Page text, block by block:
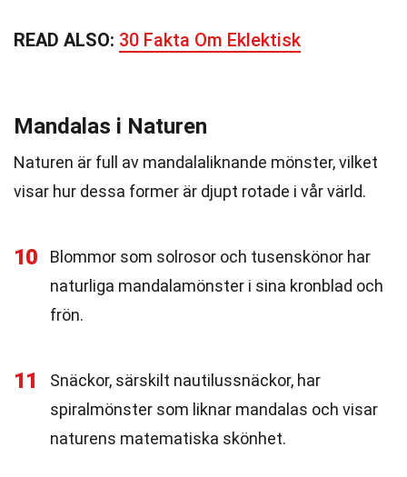
READ ALSO: 30 Fakta Om Eklektisk
Mandalas i Naturen
Naturen är full av mandalaliknande mönster, vilket
visar hur dessa former är djupt rotade i vår värld.
10
Blommor som solrosor och tusenskönor har
naturliga mandalamönster i sina kronblad och
frön.
11
Snäckor, särskilt nautilussnäckor, har
spiralmönster som liknar mandalas och visar
naturens matematiska skönhet.